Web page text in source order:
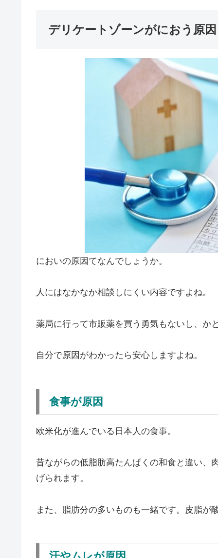
デリケートゾーンがにおう原因
においの原因てなんでしょうか。
人にはなかなか相談しにくい内容ですよね。
薬局に行って市販薬を買う勇気もないし、か
自分で原因がわかったら安心しますよね。
食事が原因
欧米化が進んでいる日本人の食事。
昔ながらの低脂肪高たんぱくの和食と違い、
げられます。
また、脂肪分の多いものも一緒です。皮脂